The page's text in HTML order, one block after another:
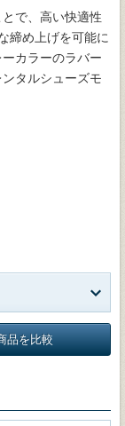
で、高い快適性
締め上げを可能に
カラーのラバー
タルシューズモ
品を比較